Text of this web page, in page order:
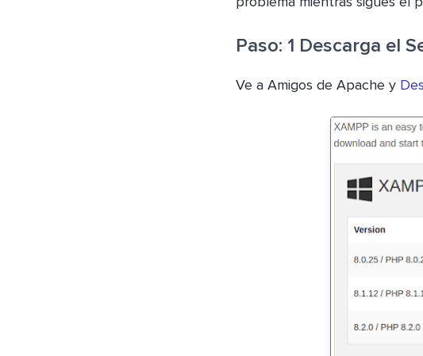
Paso: 1 Descarga el
Ve a Amigos de Apache y